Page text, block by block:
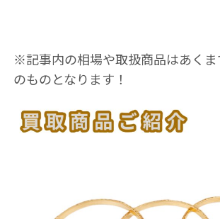
※記事内の相場や取扱商品はあく
のものとなります！